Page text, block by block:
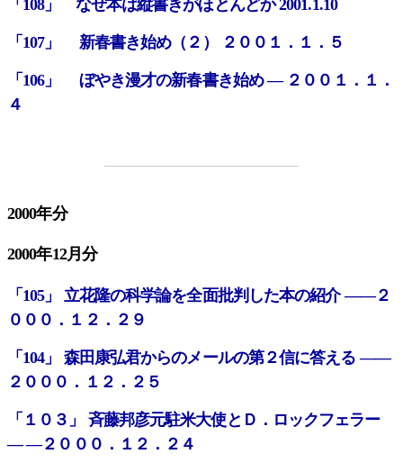
「108」 なぜ本は縦書きがほとんどか 2001.1.10
「107」 新春書き始め（２） ２００１．１．５
「106」 ぼやき漫才の新春書き始め ― ２００１．１．
４
2000年分
2000年12月分
「105」 立花隆の科学論を全面批判した本の紹介 ――２
０００．１２．２９
「104」 森田康弘君からのメールの第２信に答える ――
２０００．１２．２５
「１０３」 斉藤邦彦元駐米大使とＤ．ロックフェラー
― ―２０００．１２．２４